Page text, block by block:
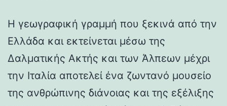
Η γεωγραφική γραμμή που ξεκινά από την
Ελλάδα και εκτείνεται μέσω της
Δαλματικής Ακτής και των Άλπεων μέχρι
την Ιταλία αποτελεί ένα ζωντανό μουσείο
της ανθρώπινης διάνοιας και της εξέλιξης